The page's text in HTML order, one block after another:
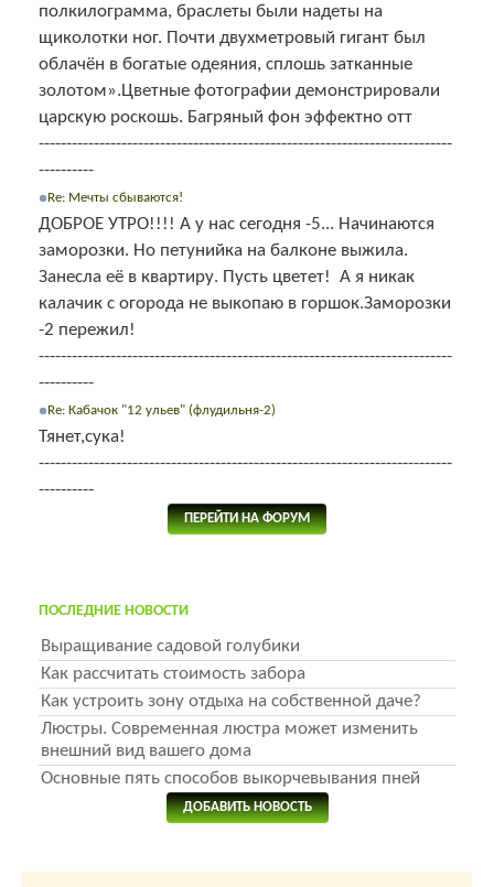
полкилограмма, браслеты были надеты на
щиколотки ног. Почти двухметровый гигант был
облачён в богатые одеяния, сплошь затканные
золотом».Цветные фотографии демонстрировали
царскую роскошь. Багряный фон эффектно отт
---------------------------------------------------------------------------
----------
Re: Мечты сбываются!
ДОБРОЕ УТРО!!!! А у нас сегодня -5... Начинаются
заморозки. Но петунийка на балконе выжила.
Занесла её в квартиру. Пусть цветет! А я никак
калачик с огорода не выкопаю в горшок.Заморозки
-2 пережил!
---------------------------------------------------------------------------
----------
Re: Кабачок "12 ульев" (флудильня-2)
Тянет,сука!
---------------------------------------------------------------------------
----------
ПЕРЕЙТИ НА ФОРУМ
ПОСЛЕДНИЕ НОВОСТИ
Выращивание садовой голубики
Как рассчитать стоимость забора
Как устроить зону отдыха на собственной даче?
Люстры. Современная люстра может изменить
внешний вид вашего дома
Основные пять способов выкорчевывания пней
ДОБАВИТЬ НОВОСТЬ